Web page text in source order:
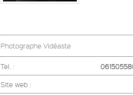
Photographe Vidéaste
Tel. :
Site web :